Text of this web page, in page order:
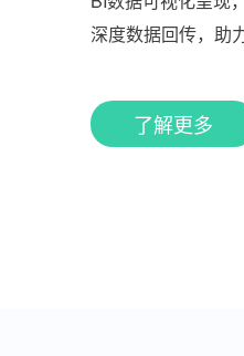
深度数据回传，助
了解更多